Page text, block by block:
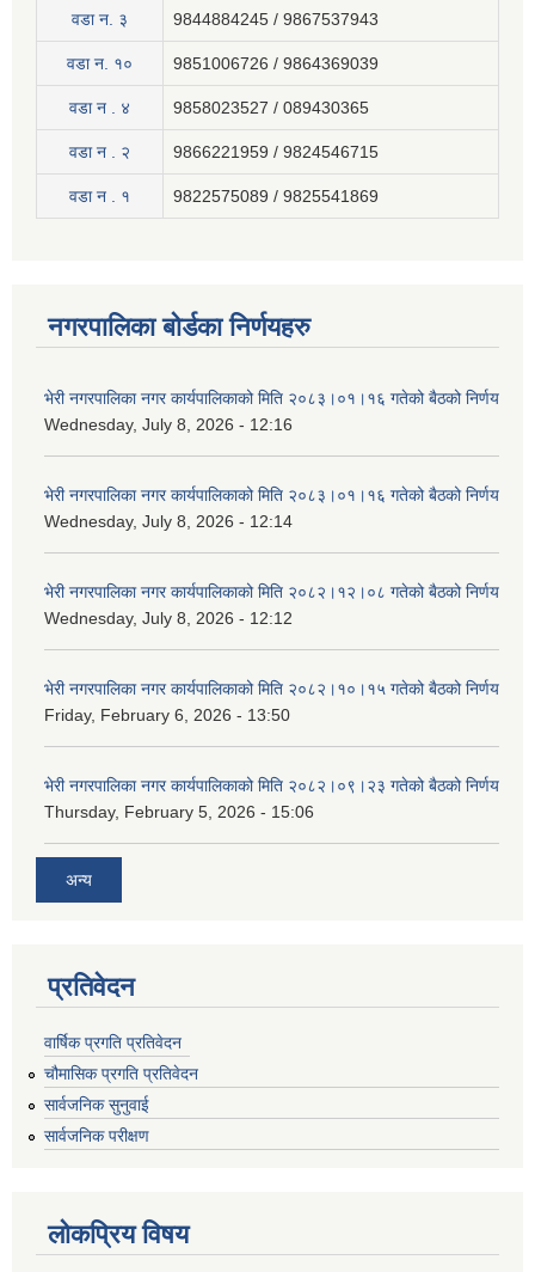
वडा न. ३ 9844884245 / 9867537943
वडा न. १० 9851006726 / 9864369039
वडा न . ४ 9858023527 / 089430365
वडा न . २ 9866221959 / 9824546715
वडा न . १ 9822575089 / 9825541869
नगरपालिका बोर्डका निर्णयहरु
भेरी नगरपालिका नगर कार्यपालिकाको मिति २०८३।०१।१६ गतेको बैठको निर्णय
Wednesday, July 8, 2026 - 12:16
भेरी नगरपालिका नगर कार्यपालिकाको मिति २०८३।०१।१६ गतेको बैठको निर्णय
Wednesday, July 8, 2026 - 12:14
भेरी नगरपालिका नगर कार्यपालिकाको मिति २०८२।१२।०८ गतेको बैठको निर्णय
Wednesday, July 8, 2026 - 12:12
भेरी नगरपालिका नगर कार्यपालिकाको मिति २०८२।१०।१५ गतेको बैठको निर्णय
Friday, February 6, 2026 - 13:50
भेरी नगरपालिका नगर कार्यपालिकाको मिति २०८२।०९।२३ गतेको बैठको निर्णय
Thursday, February 5, 2026 - 15:06
अन्य
प्रतिवेदन
वार्षिक प्रगति प्रतिवेदन
चौमासिक प्रगति प्रतिवेदन
सार्वजनिक सुनुवाई
सार्वजनिक परीक्षण
लोकप्रिय विषय